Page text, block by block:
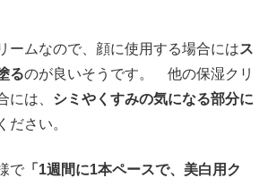
ームなので、顔に使用する場合にはス
るのが良いそうです。 他の保湿クリ
には、 シミやくすみの気になる部分に
ださい。
で 「1週間に1本ペースで、美白用ク